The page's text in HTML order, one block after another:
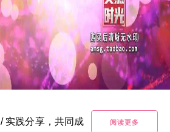
/ 实践分享，共同成
阅读更多